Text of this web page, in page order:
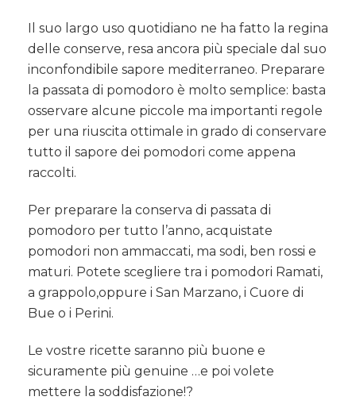
Il suo largo uso quotidiano ne ha fatto la regina
delle conserve, resa ancora più speciale dal suo
inconfondibile sapore mediterraneo. Preparare
la passata di pomodoro è molto semplice: basta
osservare alcune piccole ma importanti regole
per una riuscita ottimale in grado di conservare
tutto il sapore dei pomodori come appena
raccolti.
Per preparare la conserva di passata di
pomodoro per tutto l’anno, acquistate
pomodori non ammaccati, ma sodi, ben rossi e
maturi. Potete scegliere tra i pomodori Ramati,
a grappolo,oppure i San Marzano, i Cuore di
Bue o i Perini.
Le vostre ricette saranno più buone e
sicuramente più genuine …e poi volete
mettere la soddisfazione!?